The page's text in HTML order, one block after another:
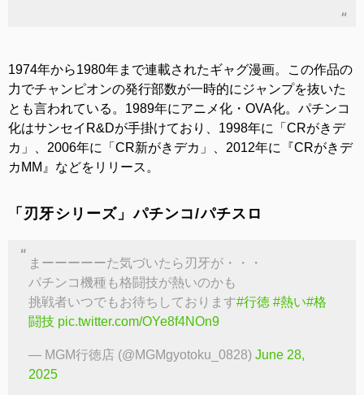
1974年から1980年まで連載されたギャグ漫画。この作品の
力でチャンピオンの発行部数が一時的にジャンプを抜いた
とも言われている。1989年にアニメ化・OVA化。パチンコ
化はサンセイR&Dが手掛けており、1998年に「CRがきデ
カ」、2006年に「CR新がきデカ」、2012年に『CRがきデ
カMM』などをリリース。
「刃牙シリーズ」パチンコ/パチスロ
まーーーーーた気づいたら刃牙が・・・
パチンコ機種も格闘技が熱いのかも
挑戦者いつでもお待ちしております#行徳 #熱い#格
闘技 pic.twitter.com/OYe8f4NOn9
— MGM行徳店 (@MGMgyotoku_0828) June 28,
2025